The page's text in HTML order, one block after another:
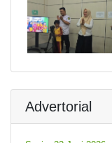
Advertorial